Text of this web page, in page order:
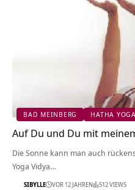
BAD MEINBERG HATHA YOGA
Auf Du und Du mit
Die Sonne kann man auch
Yoga Vidya…
SIBYLLE VOR 12 JAHREN 512 VIEWS